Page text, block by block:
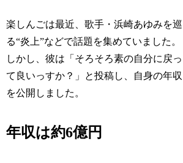
楽しんごは最近、歌手・浜崎あゆみを巡
る“炎上”などで話題を集めていました。
しかし、彼は「そろそろ素の自分に戻っ
て良いっすか？」と投稿し、自身の年収
を公開しました。
年収は約6億円